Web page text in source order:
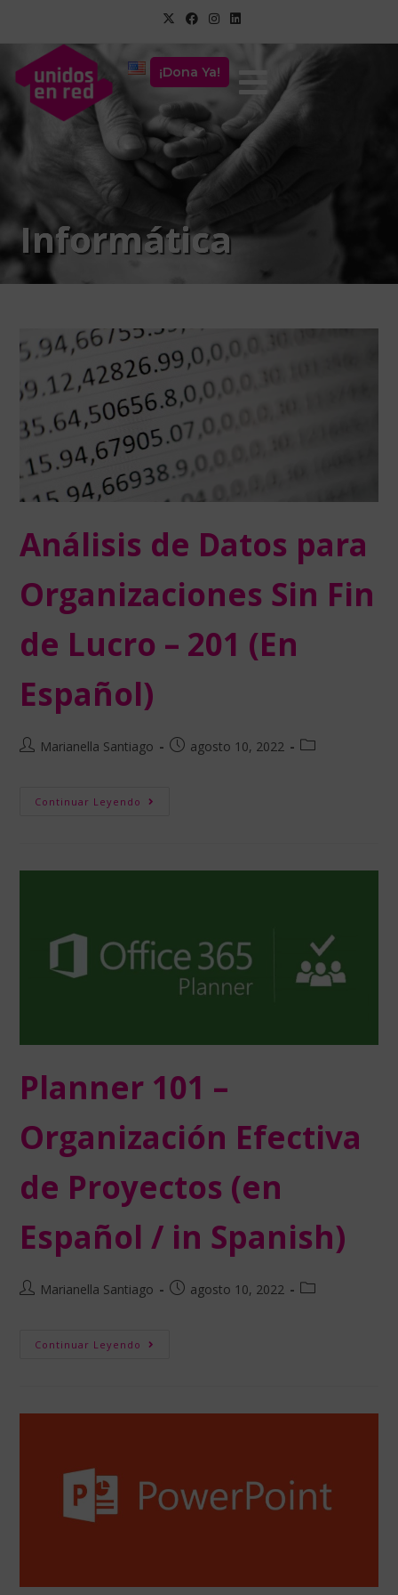
¡Dona Ya!
Informática
Análisis de Datos para
Organizaciones Sin Fin
de Lucro – 201 (En
Español)
Marianella Santiago agosto 10, 2022
Continuar Leyendo
Planner 101 –
Organización Efectiva
de Proyectos (en
Español / in Spanish)
Marianella Santiago agosto 10, 2022
Continuar Leyendo